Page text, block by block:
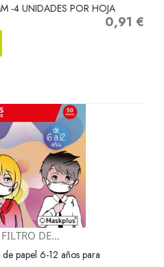
-4 UNIDADES POR HOJA
Precio
0,91 €
 Vista rápida
DE...
papel 6-12 años para